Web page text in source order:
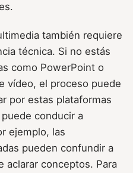
también requiere
técnica. Si no estás
como PowerPoint o
vídeo, el proceso puede
por estas plataformas
conducir a
ejemplo, las
pueden confundir a
aclarar conceptos. Para